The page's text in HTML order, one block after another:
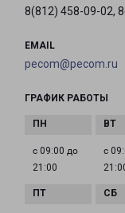
8(812) 458-09-02,
EMAIL
pecom@pecom.ru
ГРАФИК РАБОТЫ
с 09:00 до
21:00
с